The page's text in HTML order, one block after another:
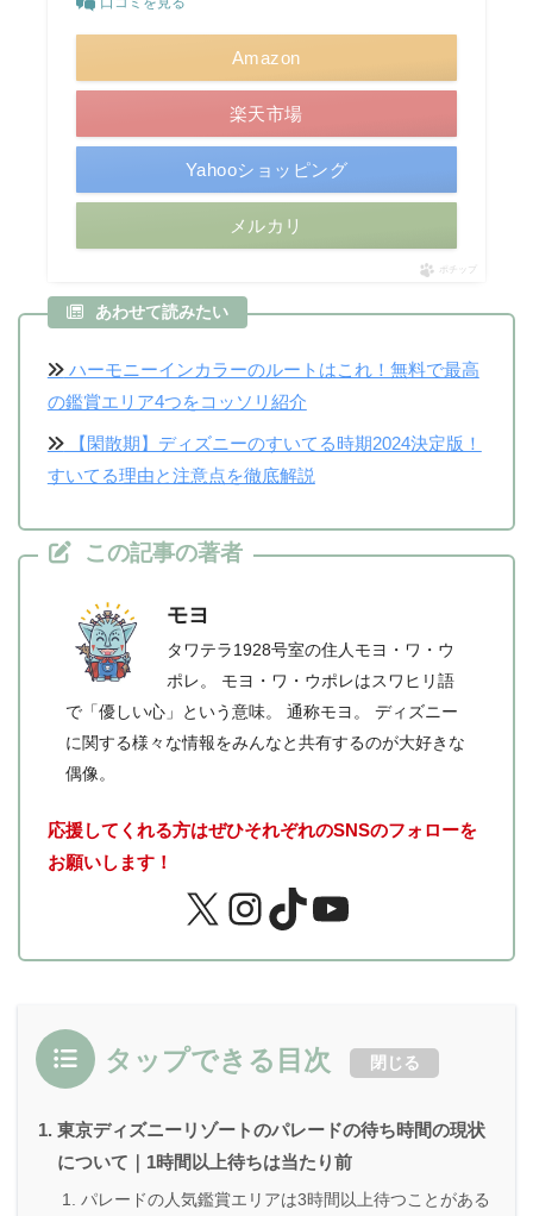
Amazon
楽天市場
Yahooショッピング
メルカリ
ポチップ
あわせて読みたい
ハーモニーインカラーのルートはこれ！無料で最高
の鑑賞エリア4つをコッソリ紹介
【閑散期】ディズニーのすいてる時期2024決定版！
すいてる理由と注意点を徹底解説
この記事の著者
モヨ
タワテラ1928号室の住人モヨ・ワ・ウ
ポレ。 モヨ・ワ・ウポレはスワヒリ語
で「優しい心」という意味。 通称モヨ。 ディズニー
に関する様々な情報をみんなと共有するのが大好きな
偶像。
応援してくれる方はぜひそれぞれのSNSのフォローを
お願いします！
タップできる目次 閉じる
東京ディズニーリゾートのパレードの待ち時間の現状
について｜1時間以上待ちは当たり前
パレードの人気鑑賞エリアは3時間以上待つことがある